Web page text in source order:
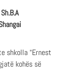
shkolla “Ernest
kohës së